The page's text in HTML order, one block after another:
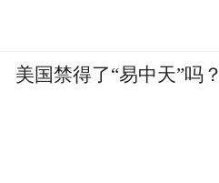
美国禁得了“易中天”吗？